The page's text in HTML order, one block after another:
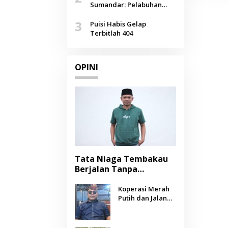
Agustus
Sumandar: Pelabuhan
Selendang Benang Merah
Lombang
3
Puisi Habis Gelap
Terbitlah 404
OPINI
Tata Niaga Tembakau
Berjalan Tanpa
Negara Berpihak
kepada Petani?
Koperasi Merah
Putih dan Jalan